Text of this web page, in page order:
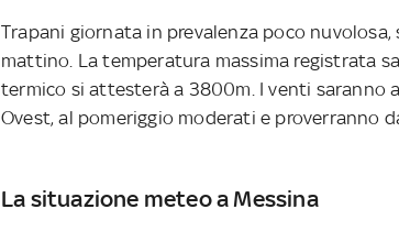
Trapani giornata in prevalenza poco nuvolosa,
mattino. La temperatura massima registrata
termico si attesterà a 3800m. I venti saranno
Ovest, al pomeriggio moderati e proverranno
La situazione meteo a Messina